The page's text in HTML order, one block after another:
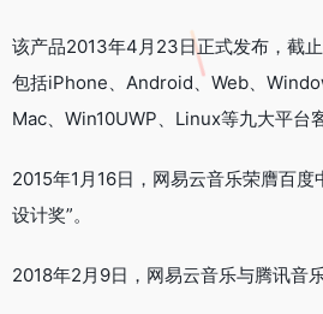
该产品2013年4月23日正式发布，截
包括iPhone、Android、Web、
Mac、Win10UWP、Linux等九大平台
2015年1月16日，网易云音乐荣膺百度
设计奖”。
2018年2月9日，网易云音乐与腾讯音